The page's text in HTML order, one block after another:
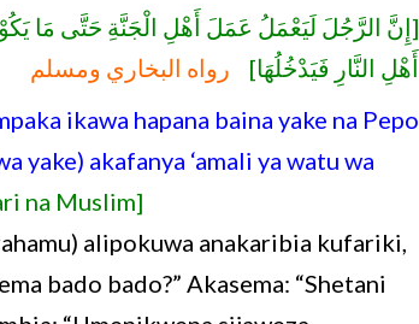
[إِنَّ الرَّجُلَ لَيَعْمَلُ عَمَلَ أَهْلِ الْجَنَّةِ حَتَّى مَا
أَهْلِ النَّارِ فَيَدْخُلُهَا]
رواه البخاري ومسلم
ikawa hapana baina yake na Pepo
yake) akafanya ‘amali ya watu wa
na Muslim]
alipokuwa anakaribia kufariki,
bado bado?” Akasema: “Shetani